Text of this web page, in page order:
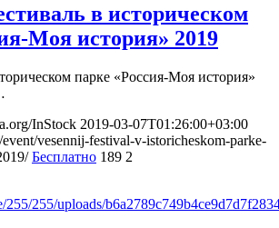
в историческом
Моя история» 2019
парке «Россия-Моя история»
InStock 2019-03-07T01:26:00+03:00
vesennij-festival-v-istoricheskom-parke-
Бесплатно 189 2
255/255/uploads/